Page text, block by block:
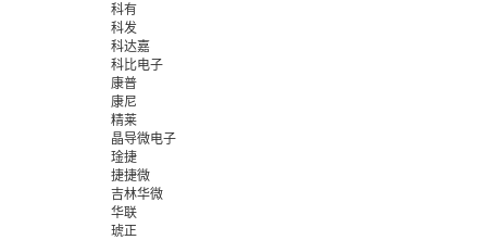
科有
科发
科达嘉
科比电子
康普
康尼
精莱
晶导微电子
琻捷
捷捷微
吉林华微
华联
琥正